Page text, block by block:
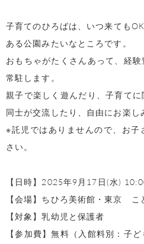
子育てのひろばは、いつ来ても
ある公園みたいなところです。
おもちゃがたくさんあって、経
常駐します。
親子で楽しく遊んだり、子育て
同士が交流したり、自由にお楽し
※託児ではありませんので、お
さい。
【日時】2025年9月17日(水)
【会場】ちひろ美術館・東京 こ
【対象】乳幼児と保護者
【参加費】無料（入館料別：子